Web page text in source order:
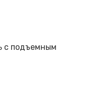
с подъемным